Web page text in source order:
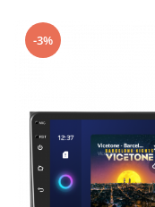
Navigatii Skoda
Navigatii Seat
Navigatii Hyundai
Navigatii Toyota
Navigatii Dacia
-3%